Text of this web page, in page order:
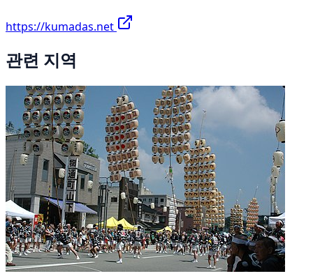
https://kumadas.net
관련 지역